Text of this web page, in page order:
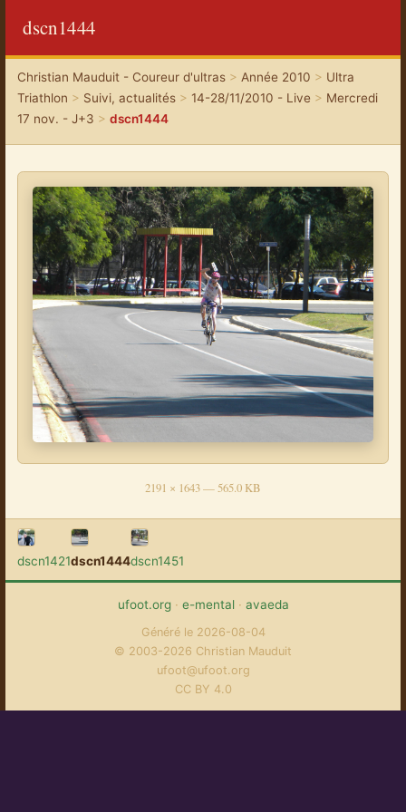
dscn1444
Christian Mauduit - Coureur d'ultras> Année 2010 > Ultra
Triathlon > Suivi, actualités> 14-28/11/2010 - Live > Mercredi
17 nov. - J+3 > dscn1444
2191 × 1643 — 565.0 KB
dscn1421dscn1444dscn1451
ufoot.org· e-mental· avaeda
Généré le 2026-08-04
© 2003-2026 Christian Mauduit
ufoot@ufoot.org
CC BY 4.0